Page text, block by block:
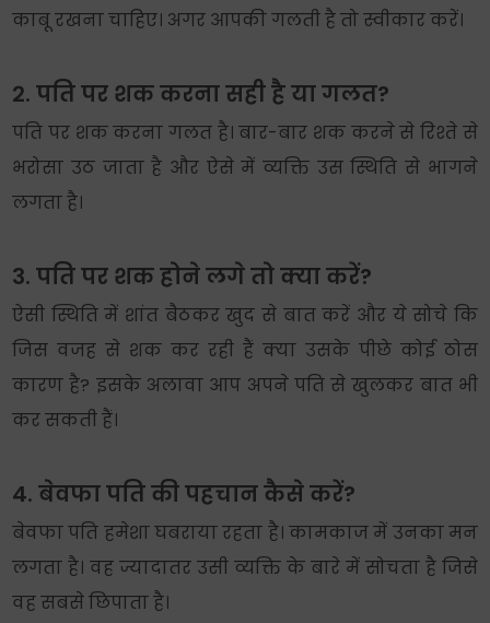
काबू रखना चाहिए। अगर आपकी गलती है तो स्वीकार करें।
2. पति पर शक करना सही है या गलत?
पति पर शक करना गलत है। बार-बार शक करने से रिश्ते से
भरोसा उठ जाता है और ऐसे में व्यक्ति उस स्थिति से भागने
लगता है।
3. पति पर शक होने लगे तो क्या करें?
ऐसी स्थिति में शांत बैठकर खुद से बात करें और ये सोचे कि
जिस वजह से शक कर रही हैं क्या उसके पीछे कोई ठोस
कारण है? इसके अलावा आप अपने पति से खुलकर बात भी
कर सकती हैं।
4. बेवफा पति की पहचान कैसे करें?
बेवफा पति हमेशा घबराया रहता है। कामकाज में उनका मन
लगता है। वह ज्यादातर उसी व्यक्ति के बारे में सोचता है जिसे
वह सबसे छिपाता है।